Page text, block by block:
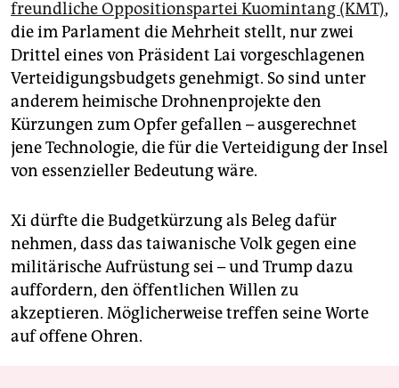
freundliche Oppositionspartei Kuomintang (KMT),
die im Parlament die Mehrheit stellt, nur zwei
Drittel eines von Präsident Lai vorgeschlagenen
Verteidigungsbudgets genehmigt. So sind unter
anderem heimische Drohnenprojekte den
Kürzungen zum Opfer gefallen – ausgerechnet
jene Technologie, die für die Verteidigung der Insel
von essenzieller Bedeutung wäre.
Xi dürfte die Budgetkürzung als Beleg dafür
nehmen, dass das taiwanische Volk gegen eine
militärische Aufrüstung sei – und Trump dazu
auffordern, den öffentlichen Willen zu
akzeptieren. Möglicherweise treffen seine Worte
auf offene Ohren.